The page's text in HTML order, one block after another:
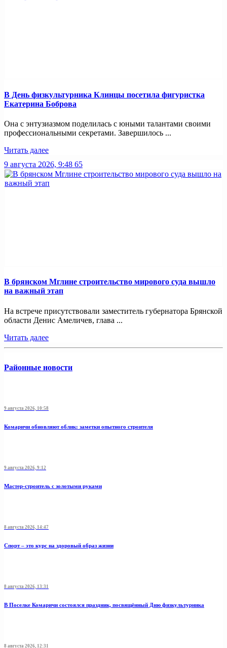
В День физкультурника Клинцы посетила фигуристка
Екатерина Боброва
Она с энтузиазмом поделилась с юными талантами своими
профессиональными секретами. Завершилось ...
Читать далее
9 августа 2026, 9:48 65
В брянском Мглине строительство мирового суда вышло
на важный этап
На встрече присутствовали заместитель губернатора Брянской
области Денис Амеличев, глава ...
Читать далее
Районные новости
9 августа 2026, 10:58
Комаричи обновляют облик: заметки опытного строителя
9 августа 2026, 9:12
Мастер-строитель с золотыми руками
8 августа 2026, 14:47
Спорт – это курс на здоровый образ жизни
8 августа 2026, 13:31
В Поселке Комаричи состоялся праздник, посвящённый Дню физкультурника
8 августа 2026, 12:31